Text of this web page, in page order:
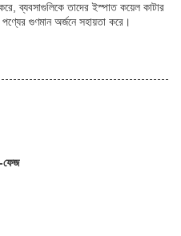
ব্যবসাগুলিকে তাদের ইস্পাত কয়েল কাটার
গুণমান অর্জনে সহায়তা করে।
ফেজ